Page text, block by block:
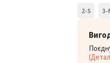
2-S 3-